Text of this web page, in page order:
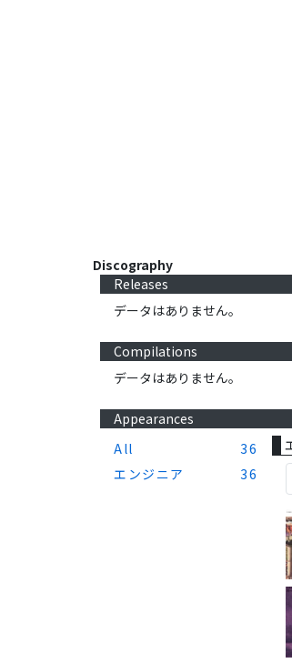
Discography
Releases
データはありません。
Compilations
データはありません。
Appearances
All
36
エンジニア
36